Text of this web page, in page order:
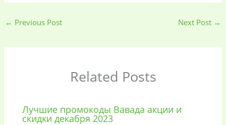
← Previous Post Next Post →
Related Posts
Лучшие промокоды Вавада акции и
скидки декабря 2023